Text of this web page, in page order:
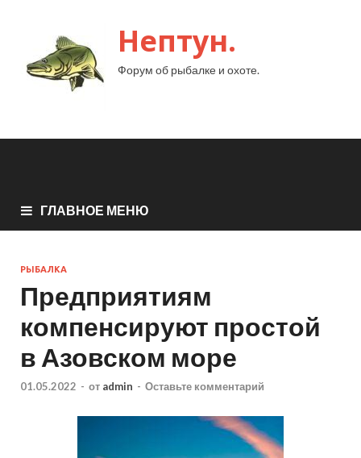
Нептун.
Форум об рыбалке и охоте.
ГЛАВНОЕ МЕНЮ
РЫБАЛКА
Предприятиям
компенсируют простой
в Азовском море
01.05.2022 - от admin - Оставьте комментарий